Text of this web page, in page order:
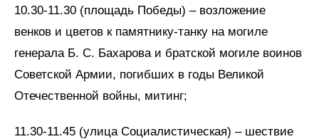
10.30-11.30 (площадь Победы) – возложение
венков и цветов к памятнику-танку на могиле
генерала Б. С. Бахарова и братской могиле воинов
Советской Армии, погибших в годы Великой
Отечественной войны, митинг;
11.30-11.45 (улица Социалистическая) – шествие